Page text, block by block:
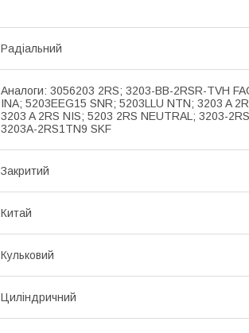
Радіальний
Аналоги: 3056203 2RS; 3203-BB-2RSR-TVH
INA; 5203EEG15 SNR; 5203LLU NTN; 3203 A
3203 A 2RS NIS; 5203 2RS NEUTRAL; 3203-
3203A-2RS1TN9 SKF
Закритий
Китай
Кульковий
Циліндричний